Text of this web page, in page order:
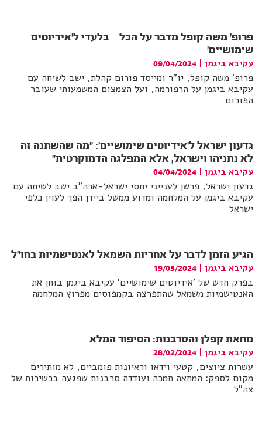
פרופ' משה קופל מדבר על הכל – בלעדי ל'אידיוטים
שימושיים'
עקיבא ביגמן |
09/04/2024
פרופ' משה קופל, יו"ר ומייסד פורום קהלת, ישב לשיחה עם
עקיבא ביגמן על הרפורמה, ועל הצמצום המשמעותי שעובר
הפורום
גדעון ישראל ל'אידיוטים שימושיים': "מה שהשתנה זה
לא נתניהו וישראל, אלא המפלגה הדמוקרטית"
עקיבא ביגמן
04/04/2024
גדעון ישראל, פרשן לענייני יחסי ישראל-ארה"ב ישב לשיחה עם
עקיבא ביגמן על המלחמה ומדוע ממשל ביידן הפך לעוין כלפי
ישראל
הגיע הזמן לדבר על אחריות השמאל לאנטישמיות בחו"ל
עקיבא ביגמן |
19/03/2024
בפרק חדש של 'אידיוטים שימושיים' עקיבא ביגמן בוחן את
האנטישמיות משמאל שהתפרצה בקמפוסים מפרוץ המלחמה
מחאת קפלן והסרבנות: הסיפור המלא
עקיבא ביגמן
28/02/2024
עשרות ציוצים, קטעי וידאו וראיונות פומביים, לא מותירים
מקום לספק: המחאה תמכה ועודדה סרבנות שפגעה בכשירות של
צה"ל